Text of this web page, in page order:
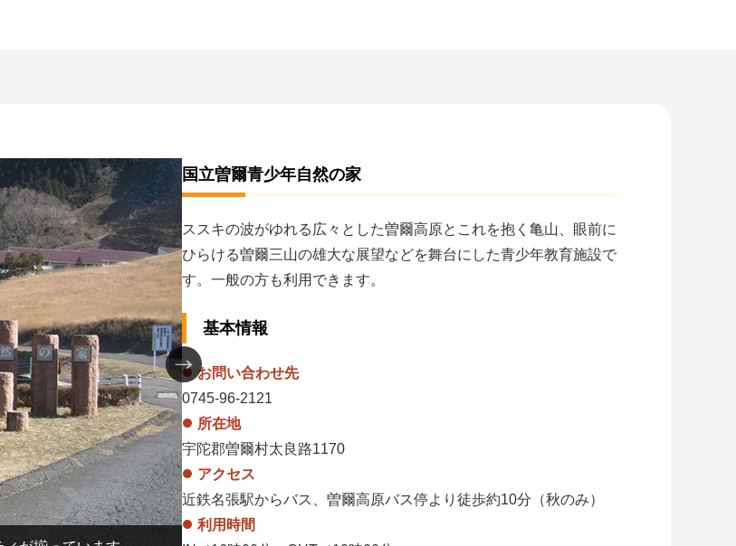
国立曽爾青少年自然の家
ススキの波がゆれる広々とした曽爾高原とこれを抱く亀山、眼前に
ひらける曽爾三山の雄大な展望などを舞台にした青少年教育施設で
す。一般の方も利用できます。
基本情報
お問い合わせ先
0745-96-2121
所在地
宇陀郡曽爾村太良路1170
アクセス
近鉄名張駅からバス、曽爾高原バス停より徒歩約10分（秋のみ）
利用時間